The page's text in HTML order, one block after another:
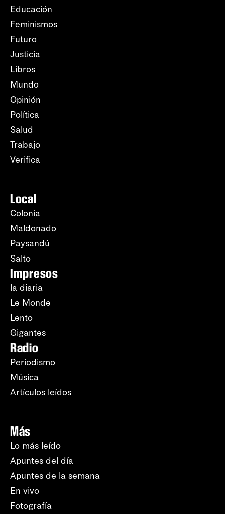
Educación
Feminismos
Futuro
Justicia
Libros
Mundo
Opinión
Política
Salud
Trabajo
Verifica
Local
Colonia
Maldonado
Paysandú
Salto
Impresos
la diaria
Le Monde
Lento
Gigantes
Radio
Periodismo
Música
Artículos leídos
Más
Lo más leído
Apuntes del día
Apuntes de la semana
En vivo
Fotografía